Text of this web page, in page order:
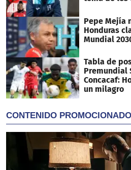
Pepe Mejía
Honduras
Mundial
Tabla de
Premundial
Concacaf:
un milagro